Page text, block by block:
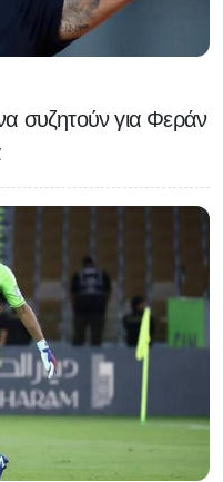
συζητούν για Φεράν